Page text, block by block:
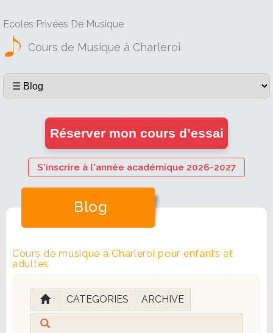
Ecoles Privées De Musique
Cours de Musique à Charleroi
Réserver mon cours d’essai
S'inscrire à l'année académique 2026-2027
Blog
Cours de musique à Charleroi pour enfants et
adultes
CATEGORIES ARCHIVE